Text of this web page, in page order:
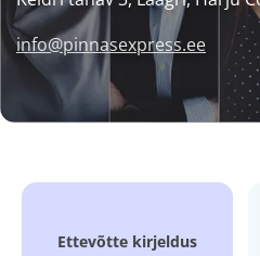
info@pinnasexpress.ee
Ettevõtte kirjeldus